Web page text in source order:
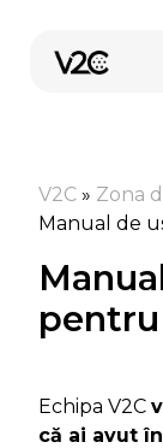
conținut
V2C » Zona
Manual de
Echipa V2C
că ai avut